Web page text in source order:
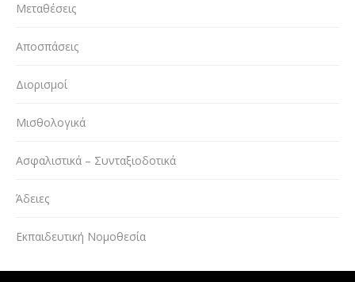
Μεταθέσεις
Αποσπάσεις
Διορισμοί
Μισθολογικά
Ασφαλιστικά – Συνταξιοδοτικά
Άδειες
Εκπαιδευτική Νομοθεσία